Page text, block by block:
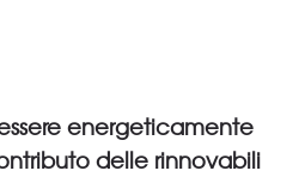
energeticamente
delle rinnovabili